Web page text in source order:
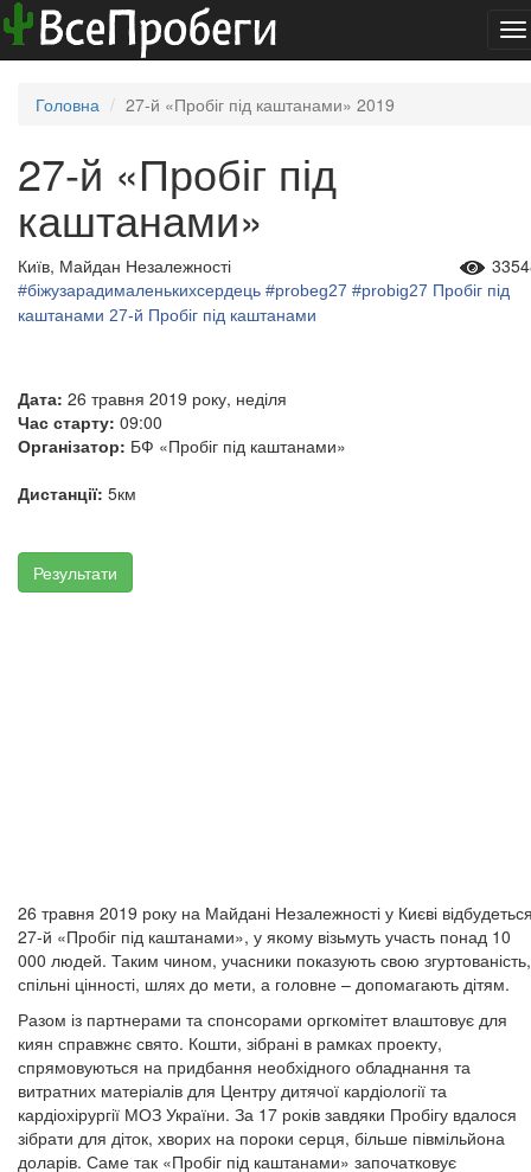
Головна 27-й «Пробіг під каштанами» 2019
27-й «Пробіг під
каштанами»
Київ, Майдан Незалежності
#біжузарадималенькихсердець #probeg27 #probig27 Пробіг під
каштанами 27-й Пробіг під каштанами
Дата: 26 травня 2019 року, неділя
Час старту: 09:00
Організатор: БФ «Пробіг під каштанами»
Дистанції: 5км
Результати
26 травня 2019 року на Майдані Незалежності у Києві
27-й «Пробіг під каштанами», у якому візьмуть участь понад 10
000 людей. Таким чином, учасники показують свою згуртованість,
спільні цінності, шлях до мети, а головне – допомагають дітям.
Разом із партнерами та спонсорами оргкомітет влаштовує для
киян справжнє свято. Кошти, зібрані в рамках проекту,
спрямовуються на придбання необхідного обладнання та
витратних матеріалів для Центру дитячої кардіології та
кардіохірургії МОЗ України. За 17 років завдяки Пробігу вдалося
зібрати для діток, хворих на пороки серця, більше півмільйона
доларів. Саме так «Пробіг під каштанами» започатковує